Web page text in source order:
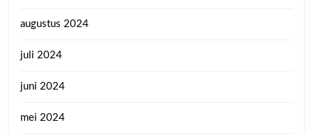
augustus 2024
juli 2024
juni 2024
mei 2024